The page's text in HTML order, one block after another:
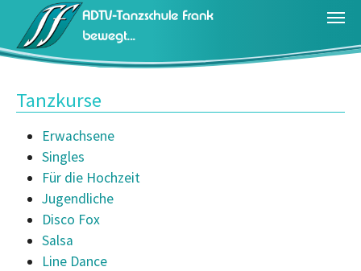
Zum Hauptinhalt springen
Tanzkurse
Erwachsene
Singles
Für die Hochzeit
Jugendliche
Disco Fox
Salsa
Line Dance